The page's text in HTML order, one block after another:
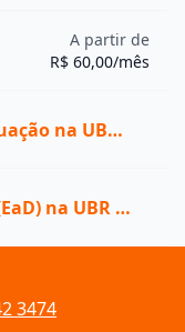
A partir de
R$ 60,00/mês
Ver todas as vagas de Pós-graduação na UBR Pós
Ver todas as vagas A distância (EaD) na UBR Pós
3474